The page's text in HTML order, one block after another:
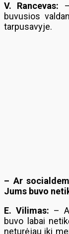
V. Rancevas:
buvusios
tarpusavyje.
– Ar
Jums buvo
E. Vilimas: –
buvo labai
neturėjau iki